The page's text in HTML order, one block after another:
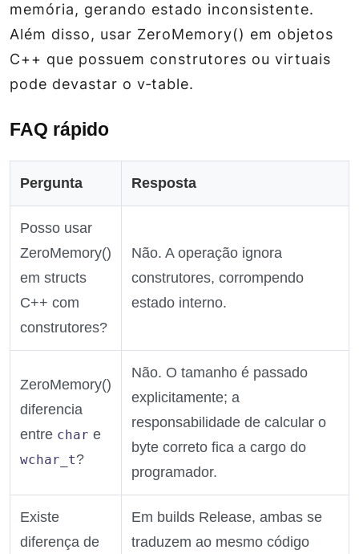
memória, gerando estado inconsistente.
Além disso, usar ZeroMemory() em objetos
C++ que possuem construtores ou virtuais
pode devastar o v‑table.
FAQ rápido
Pergunta Resposta
Posso usar
ZeroMemory()
em structs
C++ com
construtores?
Não. A operação ignora
construtores, corrompendo
estado interno.
ZeroMemory()
diferencia
entre char e
wchar_t?
Não. O tamanho é passado
explicitamente; a
responsabilidade de calcular o
byte correto fica a cargo do
programador.
Existe
diferença de
Em builds Release, ambas se
traduzem ao mesmo código